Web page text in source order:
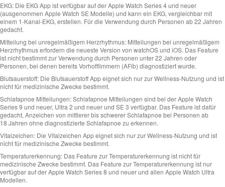
EKG:Die EKG App ist verfügbar auf der Apple Watch Series 4 und neuer
(ausgenommen Apple Watch SE Modelle) und kann ein EKG, vergleichbar mit
einem 1‑Kanal‑EKG, erstellen. Für die Verwendung durch Personen ab 22 Jahren
gedacht.
Mitteilung bei unregelmäßigem Herzrhythmus:Mitteilungen bei unregelmäßigem
Herzrhythmus erfordern die neueste Version von watchOS und iOS. Das Feature
ist nicht bestimmt zur Verwendung durch Personen unter 22 Jahren oder
Personen, bei denen bereits Vorhofflimmern (AFib) diagnostiziert wurde.
Blutsauerstoff:Die Blutsauerstoff App eignet sich nur zur Wellness-Nutzung und ist
nicht für medizinische Zwecke bestimmt.
Schlafapnoe Mitteilungen:Schlafapnoe Mitteilungen sind bei der Apple Watch
Series 9 und neuer, Ultra 2 und neuer und SE 3 verfügbar. Das Feature ist dafür
gedacht, Anzeichen von mittlerer bis schwerer Schlafapnoe bei Personen ab
18 Jahren ohne diagnostizierte Schlafapnoe zu erkennen.
Vitalzeichen:Die Vitalzeichen App eignet sich nur zur Wellness-Nutzung und ist
nicht für medizinische Zwecke bestimmt.
Temperaturerkennung:Das Feature zur Temperaturerkennung ist nicht für
medizinische Zwecke bestimmt. Das Feature zur Temperaturerkennung ist nur
verfügbar auf der Apple Watch Series 8 und neuer und allen Apple Watch Ultra
Modellen.